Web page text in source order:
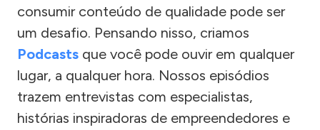
consumir conteúdo de qualidade pode ser
um desafio. Pensando nisso, criamos
Podcasts que você pode ouvir em qualquer
lugar, a qualquer hora. Nossos episódios
trazem entrevistas com especialistas,
histórias inspiradoras de empreendedores e